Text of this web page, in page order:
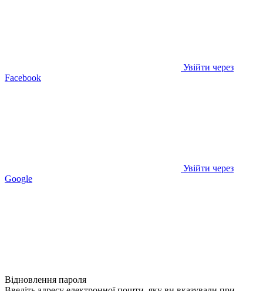
Увійти через
Facebook
Увійти через
Google
Відновлення пароля